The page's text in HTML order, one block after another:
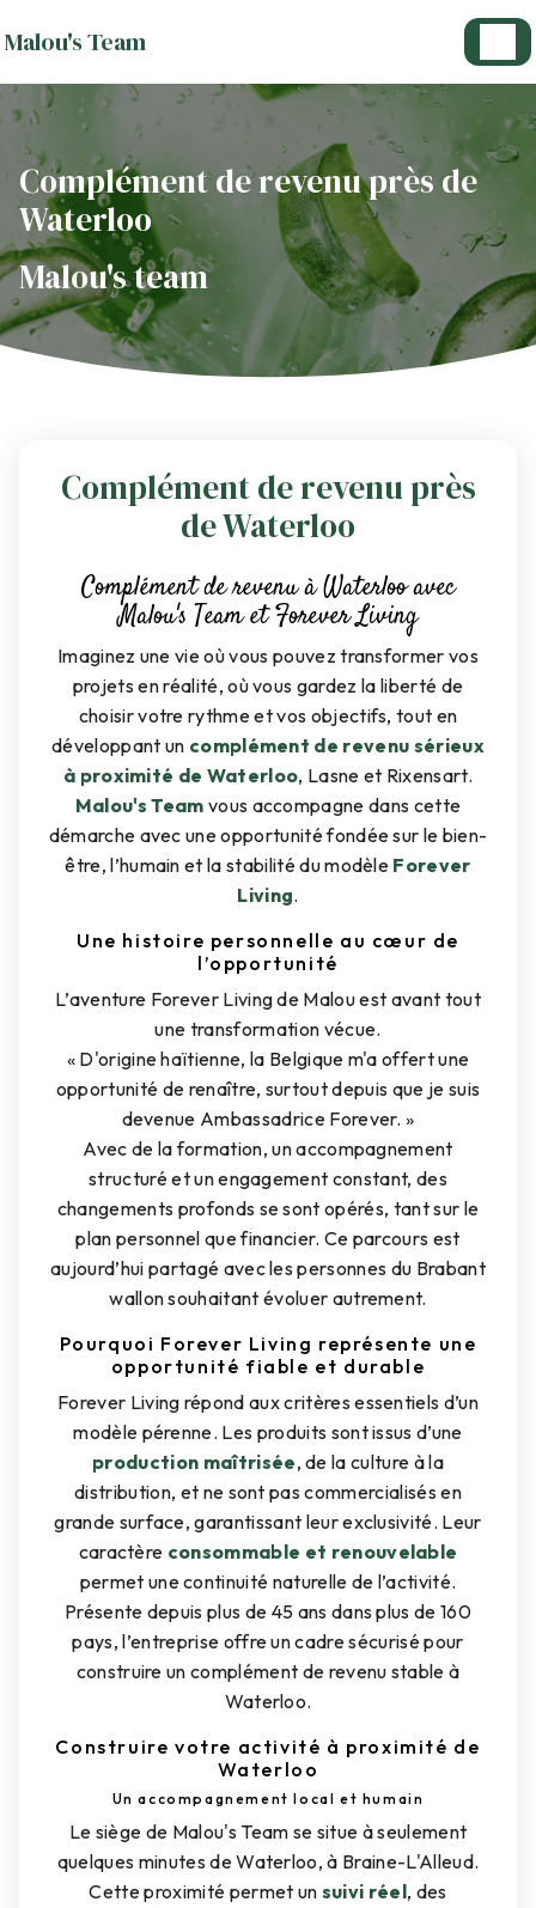
Malou's Team
Complément de revenu près de
Waterloo
Malou's team
Complément de revenu près
de Waterloo
Complément de revenu à Waterloo avec
Malou's Team et Forever Living
Imaginez une vie où vous pouvez transformer vos
projets en réalité, où vous gardez la liberté de
choisir votre rythme et vos objectifs, tout en
développant un complément de revenu sérieux
à proximité de Waterloo, Lasne et Rixensart.
Malou's Team vous accompagne dans cette
démarche avec une opportunité fondée sur le bien-
être, l’humain et la stabilité du modèle Forever
Living.
Une histoire personnelle au cœur de
l’opportunité
L’aventure Forever Living de Malou est avant tout
une transformation vécue.
« D'origine haïtienne, la Belgique m'a offert une
opportunité de renaître, surtout depuis que je suis
devenue Ambassadrice Forever. »
Avec de la formation, un accompagnement
structuré et un engagement constant, des
changements profonds se sont opérés, tant sur le
plan personnel que financier. Ce parcours est
aujourd’hui partagé avec les personnes du Brabant
wallon souhaitant évoluer autrement.
Pourquoi Forever Living représente une
opportunité fiable et durable
Forever Living répond aux critères essentiels d’un
modèle pérenne. Les produits sont issus d’une
production maîtrisée, de la culture à la
distribution, et ne sont pas commercialisés en
grande surface, garantissant leur exclusivité. Leur
caractère consommable et renouvelable
permet une continuité naturelle de l’activité.
Présente depuis plus de 45 ans dans plus de 160
pays, l’entreprise offre un cadre sécurisé pour
construire un complément de revenu stable à
Waterloo.
Construire votre activité à proximité de
Waterloo
Un accompagnement local et humain
Le siège de Malou's Team se situe à seulement
quelques minutes de Waterloo, à Braine-L'Alleud.
Cette proximité permet un suivi réel, des